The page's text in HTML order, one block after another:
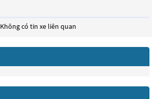
Không có tin xe liên quan